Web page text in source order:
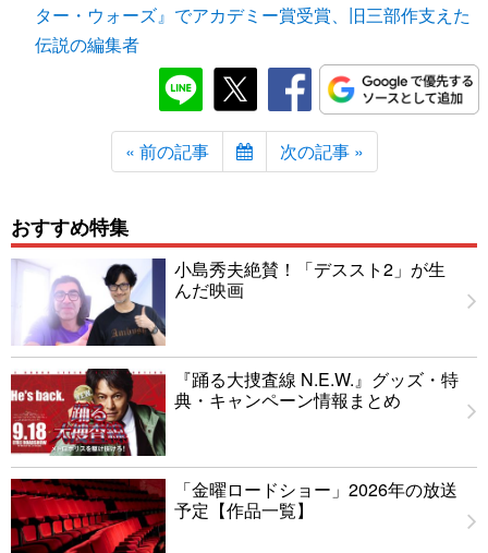
ター・ウォーズ』でアカデミー賞受賞、旧三部作支えた
伝説の編集者
« 前の記事 次の記事 »
おすすめ特集
小島秀夫絶賛！「デススト2」が生
んだ映画
『踊る大捜査線 N.E.W.』グッズ・特
典・キャンペーン情報まとめ
「金曜ロードショー」2026年の放送
予定【作品一覧】